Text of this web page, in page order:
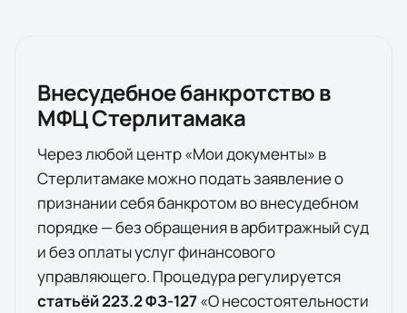
Внесудебное банкротство в
МФЦСтерлитамака
Через любой центр «Мои документы» в
Стерлитамакеможно подать заявление о
признании себя банкротом во внесудебном
порядке — без обращения в арбитражный суд
и без оплаты услуг финансового
управляющего. Процедура регулируется
статьёй 223.2 ФЗ-127«О несостоятельности